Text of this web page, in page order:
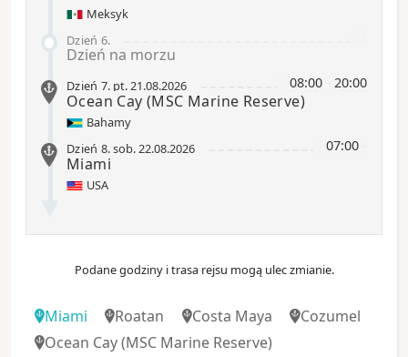
Meksyk
Dzień 6.
Dzień na morzu
08:00 20:00
Dzień 7. pt.21.08.2026
Ocean Cay(MSC Marine Reserve)
Bahamy
07:00
Dzień 8.sob.22.08.2026
Miami
USA
Podane godziny i trasa rejsu mogą ulec zmianie.
Miami Roatan Costa Maya
Cozumel
Ocean Cay(MSC Marine Reserve)